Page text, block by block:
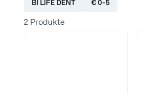
BI LIFE DENT € 0-5
2 Produkte